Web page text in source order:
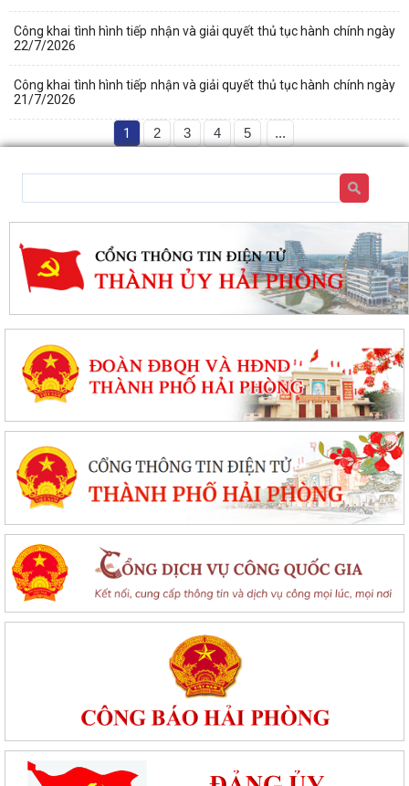
Công khai tình hình tiếp nhận và giải quyết thủ tục hành chính ngày
22/7/2026
Công khai tình hình tiếp nhận và giải quyết thủ tục hành chính ngày
21/7/2026
1 2 3 4 5 ...